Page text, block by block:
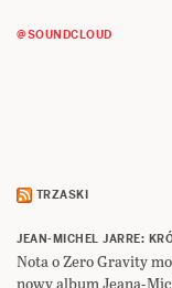
@SOUNDCLOUD
TRZASKI
JEAN-MICHEL JARRE:
Nota o Zero Gravity
nowy album Jeana-